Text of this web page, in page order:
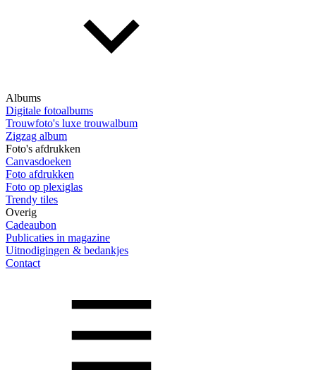
Albums
Digitale fotoalbums
Trouwfoto's luxe trouwalbum
Zigzag album
Foto's afdrukken
Canvasdoeken
Foto afdrukken
Foto op plexiglas
Trendy tiles
Overig
Cadeaubon
Publicaties in magazine
Uitnodigingen & bedankjes
Contact